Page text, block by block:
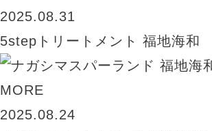
2025.08.31
5stepトリートメント 福地海和
MORE
2025.08.24